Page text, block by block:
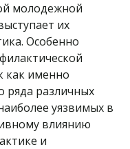
молодежной
их
Особенно
как именно
ряда различных
уязвимых в
влиянию
и